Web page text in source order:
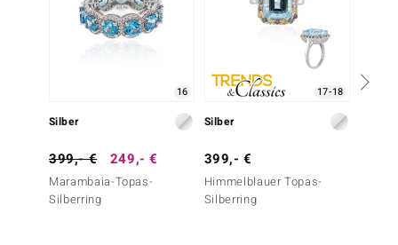
16
Silber
399,- € 249,- €
Marambaia-Topas-
Silberring
17-18
Silber
399,- €
Himmelblauer Topas-
Silberring